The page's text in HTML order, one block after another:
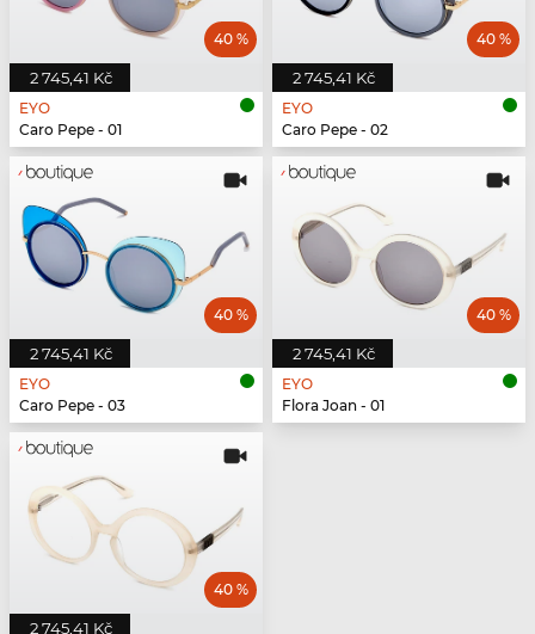
2 745,41 Kč
40 %
EYO
Caro Pepe - 01
2 745,41 Kč
40 %
EYO
Caro Pepe - 02
2 745,41 Kč
40 %
EYO
Caro Pepe - 03
2 745,41 Kč
40 %
EYO
Flora Joan - 01
2 745,41 Kč
40 %